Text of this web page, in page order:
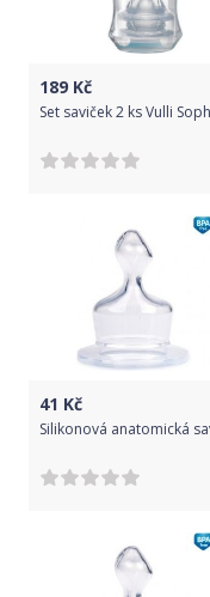
189 Kč
41 Kč